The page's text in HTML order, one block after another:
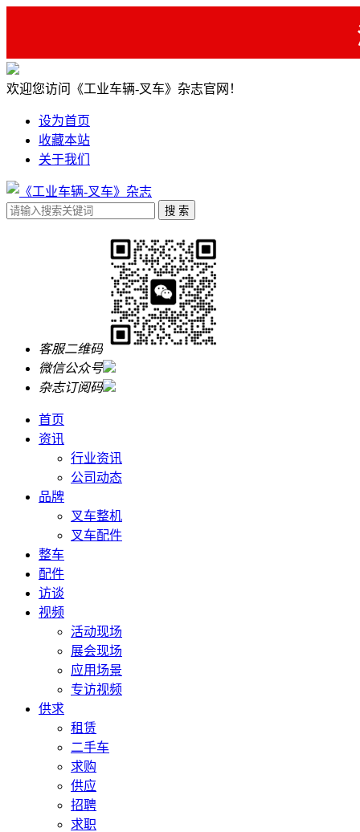
欢迎您访问《工业车辆-叉车》杂志官网！
设为首页
收藏本站
关于我们
客服二维码
微信公众号
杂志订阅码
首页
资讯
行业资讯
公司动态
品牌
叉车整机
叉车配件
整车
配件
访谈
视频
活动现场
展会现场
应用场景
专访视频
供求
租赁
二手车
求购
供应
招聘
求职